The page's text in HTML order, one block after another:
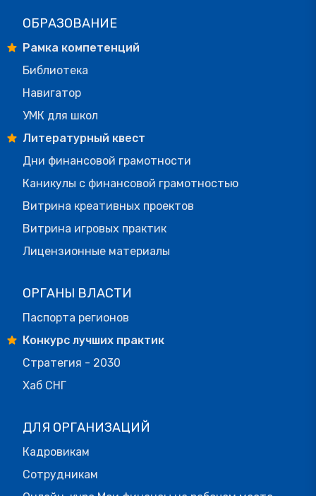
ОБРАЗОВАНИЕ
Рамка компетенций
Библиотека
Навигатор
УМК для школ
Литературный квест
Дни финансовой грамотности
Каникулы с финансовой грамотностью
Витрина креативных проектов
Витрина игровых практик
Лицензионные материалы
ОРГАНЫ ВЛАСТИ
Паспорта регионов
Конкурс лучших практик
Стратегия - 2030
Хаб СНГ
ДЛЯ ОРГАНИЗАЦИЙ
Кадровикам
Сотрудникам